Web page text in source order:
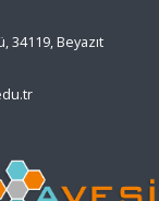
34119, Beyazıt